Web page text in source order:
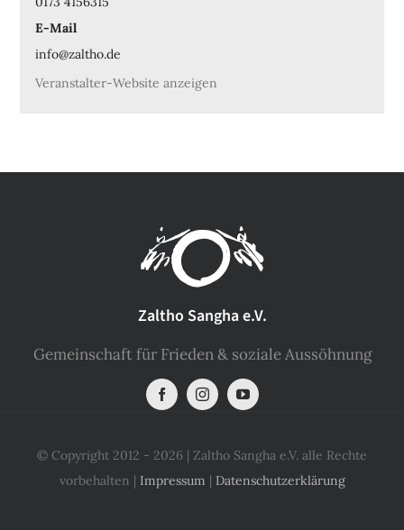
E-Mail
info@zaltho.de
Veranstalter-Website anzeigen
Zaltho Sangha e.V.
Gemeinschaft für Frieden & soziale Aussöhnung
© Copyright 2012 - 2026 | Zaltho Sangha e.V. alle Rechte
vorbehalten | Impressum | Datenschutzerklärung